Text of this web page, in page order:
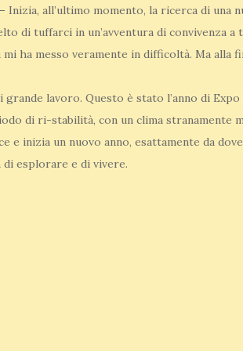
Inizia, all’ultimo momento, la ricerca di una
di tuffarci in un’avventura di
ha messo veramente in difficoltà. Ma alla
grande lavoro. Questo è stato l’anno di
di ri-stabilità, con un clima stranamente
e inizia un nuovo anno, esattamente da
di esplorare e di vivere.